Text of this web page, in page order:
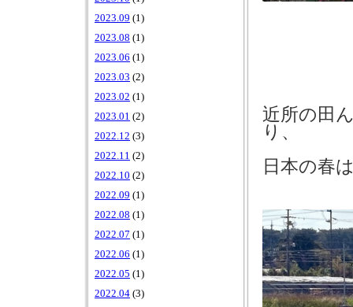
2023.09 (1)
2023.08 (1)
2023.06 (1)
2023.03 (2)
2023.02 (1)
2023.01 (2)
2022.12 (3)
2022.11 (2)
2022.10 (2)
2022.09 (1)
2022.08 (1)
2022.07 (1)
2022.06 (1)
2022.05 (1)
2022.04 (3)
近所の田
り、
日本の春